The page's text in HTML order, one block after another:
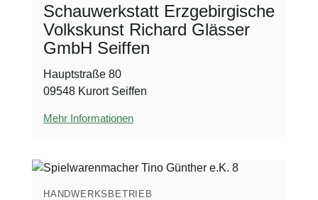
Schauwerkstatt Erzgebirgische
Volkskunst Richard Glässer
GmbH Seiffen
Hauptstraße 80
09548 Kurort Seiffen
Mehr Informationen
HANDWERKSBETRIEB